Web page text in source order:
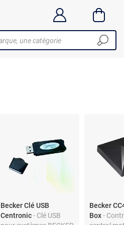
Becker Clé USB
Centronic- Clé USB
Becker
Box-